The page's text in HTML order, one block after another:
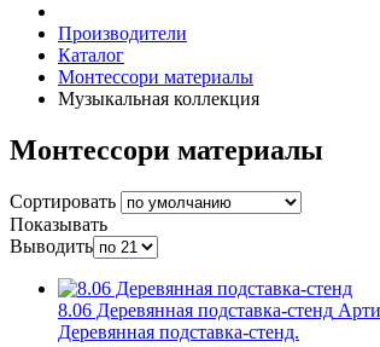
Производители
Каталог
Монтессори материалы
Музыкальная коллекция
Монтессори материалы
Сортировать
Показывать
Выводить
8.06 Деревянная подставка-стенд
Деревянная подставка-стенд.